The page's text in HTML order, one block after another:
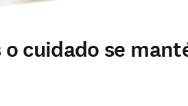
cuidado se